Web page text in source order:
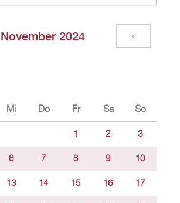
November 2024 »
Mi Do Fr Sa So
1 2 3
6 7 8 9 10
13 14 15 16 17